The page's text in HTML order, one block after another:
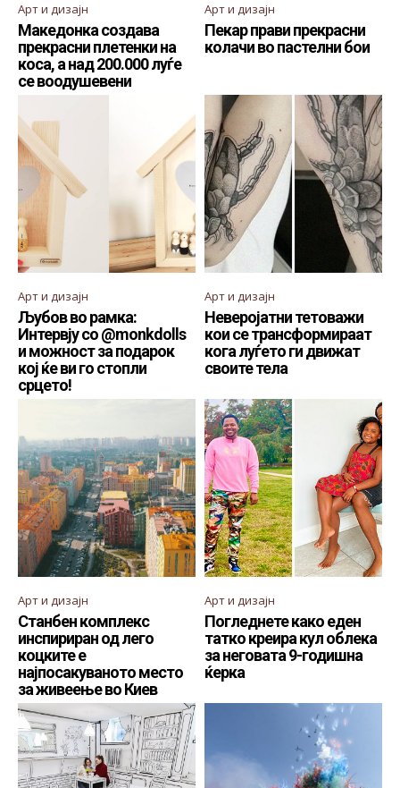
Арт и дизајн
Македонка создава
прекрасни плетенки на
коса, а над 200.000 луѓе
се воодушевени
Арт и дизајн
Пекар прави прекрасни
колачи во пастелни бои
Арт и дизајн
Љубов во рамка:
Интервју со @monkdolls
и можност за подарок
кој ќе ви го стопли
срцето!
Арт и дизајн
Неверојатни тетоважи
кои се трансформираат
кога луѓето ги движат
своите тела
Арт и дизајн
Станбен комплекс
инспириран од лего
коцките е
најпосакуваното место
за живеење во Киев
Арт и дизајн
Погледнете како еден
татко креира кул облека
за неговата 9-годишна
ќерка